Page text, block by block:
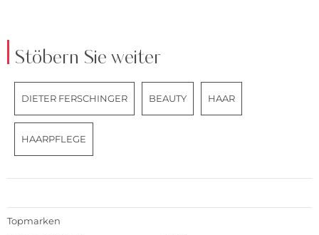
Stöbern Sie weiter
DIETER FERSCHINGER BEAUTY HAAR
HAARPFLEGE
Topmarken